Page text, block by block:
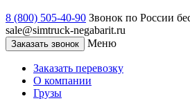
8 (800) 505-40-90 Звонок по России
sale@simtruck-negabarit.ru
Заказать звонок Меню
Заказать перевозку
О компании
Грузы